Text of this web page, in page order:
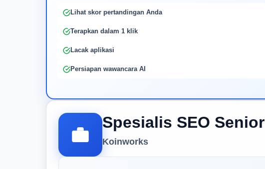
Spesialis SEO Senior
Koinworks
Lihat skor pertandingan Anda
Terapkan dalam 1 klik
Lacak aplikasi
Persiapan wawancara AI